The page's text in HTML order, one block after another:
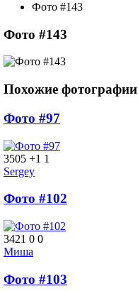
Фото #143
Фото #143
Похожие фотографии
Фото #97
3505 +1 1
Sergey
Фото #102
3421 0 0
Миша
Фото #103